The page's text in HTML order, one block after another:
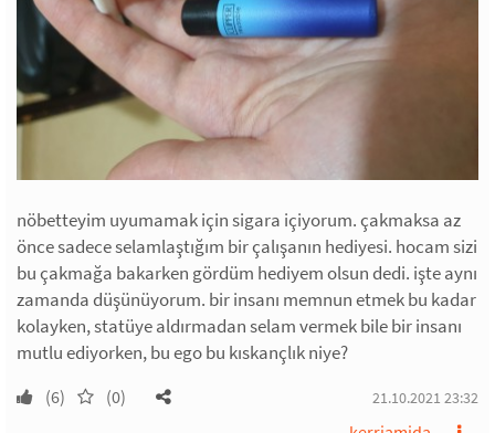
nöbetteyim uyumamak için sigara içiyorum. çakmaksa az
önce sadece selamlaştığım bir çalışanın hediyesi. hocam sizi
bu çakmağa bakarken gördüm hediyem olsun dedi. işte aynı
zamanda düşünüyorum. bir insanı memnun etmek bu kadar
kolayken, statüye aldırmadan selam vermek bile bir insanı
mutlu ediyorken, bu ego bu kıskançlık niye?
(6) (0) 21.10.2021 23:32